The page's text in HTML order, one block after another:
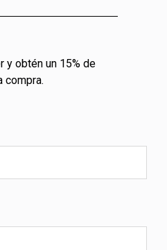
y obtén un 15% de
compra.